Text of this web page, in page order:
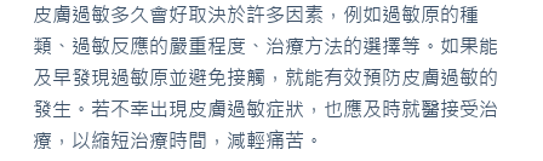
皮膚過敏多久會好取決於許多因素，例如過敏原的種
類、過敏反應的嚴重程度、治療方法的選擇等。如果能
及早發現過敏原並避免接觸，就能有效預防皮膚過敏的
發生。若不幸出現皮膚過敏症狀，也應及時就醫接受治
療，以縮短治療時間，減輕痛苦。